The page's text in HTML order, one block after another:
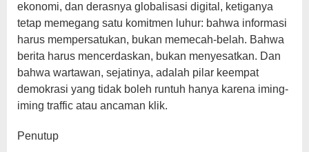
ekonomi, dan derasnya globalisasi digital, ketiganya
tetap memegang satu komitmen luhur: bahwa informasi
harus mempersatukan, bukan memecah-belah. Bahwa
berita harus mencerdaskan, bukan menyesatkan. Dan
bahwa wartawan, sejatinya, adalah pilar keempat
demokrasi yang tidak boleh runtuh hanya karena iming-
iming traffic atau ancaman klik.
Penutup